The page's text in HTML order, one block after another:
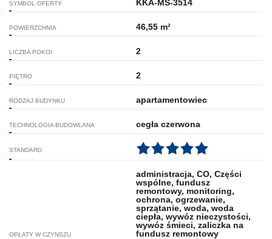
SYMBOL OFERTY KKA-MS-3514
POWIERZCHNIA 46,55 m²
LICZBA POKOI 2
PIĘTRO 2
RODZAJ BUDYNKU apartamentowiec
TECHNOLOGIA BUDOWLANA cegła czerwona
STANDARD
OPŁATY W CZYNSZU
administracja, CO, Części
wspólne, fundusz
remontowy, monitoring,
ochrona, ogrzewanie,
sprzątanie, woda, woda
ciepła, wywóz nieczystości,
wywóz śmieci, zaliczka na
fundusz remontowy